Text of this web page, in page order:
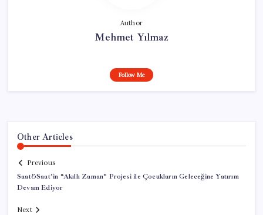
Author
Mehmet Yılmaz
Follow Me
Other Articles
Previous
Saat&Saat’in “Akıllı Zaman” Projesi ile Çocukların Geleceğine Yatırım
Devam Ediyor
Next